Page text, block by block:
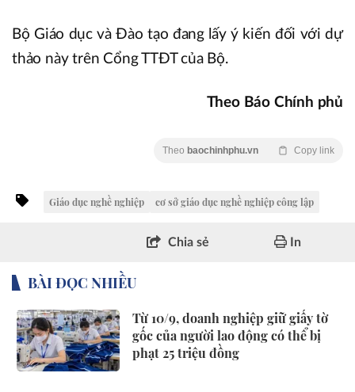
Bộ Giáo dục và Đào tạo đang lấy ý kiến đối với dự
thảo này trên Cổng TTĐT của Bộ.
Theo Báo Chính phủ
Theo baochinhphu.vn Copy link
Giáo dục nghề nghiệp cơ sở giáo dục nghề nghiệp công lập
Chia sẻ In
BÀI ĐỌC NHIỀU
Từ 10/9, doanh nghiệp giữ giấy tờ
gốc của người lao động có thể bị
phạt 25 triệu đồng